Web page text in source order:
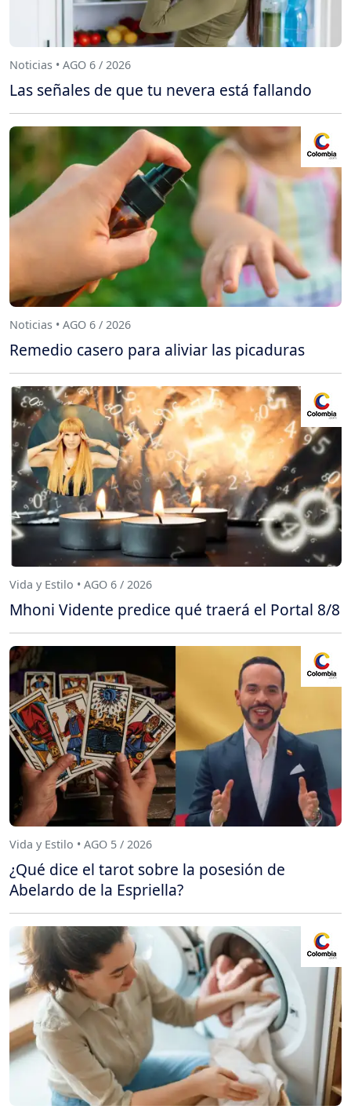
Noticias • AGO 6 / 2026
Las señales de que tu nevera está fallando
Noticias • AGO 6 / 2026
Remedio casero para aliviar las picaduras
Vida y Estilo • AGO 6 / 2026
Mhoni Vidente predice qué traerá el Portal 8/8
Vida y Estilo • AGO 5 / 2026
¿Qué dice el tarot sobre la posesión de
Abelardo de la Espriella?